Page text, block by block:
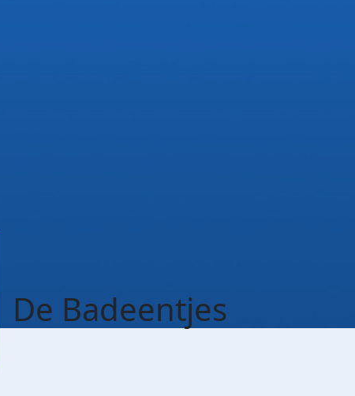
De Badeentjes